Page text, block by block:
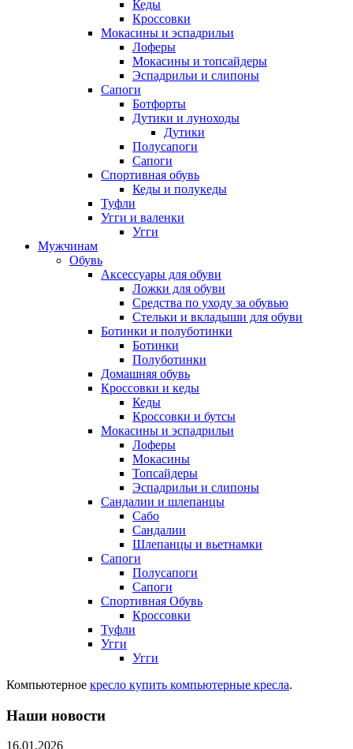
Кеды
Кроссовки
Мокасины и эспадрильи
Лоферы
Мокасины и топсайдеры
Эспадрильи и слипоны
Сапоги
Ботфорты
Дутики и луноходы
Дутики
Полусапоги
Сапоги
Спортивная обувь
Кеды и полукеды
Туфли
Угги и валенки
Угги
Мужчинам
Обувь
Аксессуары для обуви
Ложки для обуви
Средства по уходу за обувью
Стельки и вкладыши для обуви
Ботинки и полуботинки
Ботинки
Полуботинки
Домашняя обувь
Кроссовки и кеды
Кеды
Кроссовки и бутсы
Мокасины и эспадрильи
Лоферы
Мокасины
Топсайдеры
Эспадрильи и слипоны
Сандалии и шлепанцы
Сабо
Сандалии
Шлепанцы и вьетнамки
Сапоги
Полусапоги
Сапоги
Спортивная Обувь
Кроссовки
Туфли
Угги
Угги
Компьютерное кресло купить компьютерные кресла.
Наши новости
16.01.2026